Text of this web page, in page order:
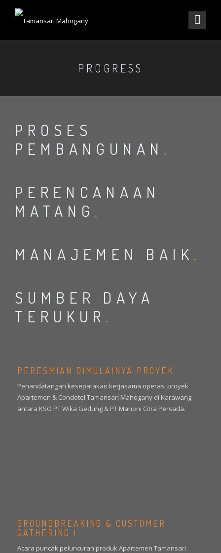
PROGRESS
PROSES
PEMBANGUNAN .
PERENCANAAN
MATANG .
MANAJEMEN BAIK .
SUMBER DAYA
TERUKUR .
PERESMIAN DIMULAINYA PROYEK
Penandatangan kesepatakan kerjasama operasi proyek
Apartemen & Condotel Tamansari Mahogany di Karawang
antara KSO PT Wika Gedung & PT Mahoni Citra Persada.
GROUNDBREAKING & CUSTOMER
GATHERING I
Acara puncak peluncuran produk Apartemen Tamansari